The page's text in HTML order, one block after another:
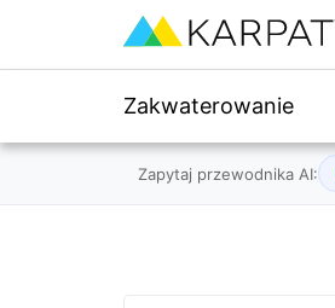
Zakwaterowanie
Zapytaj przewodnika AI: